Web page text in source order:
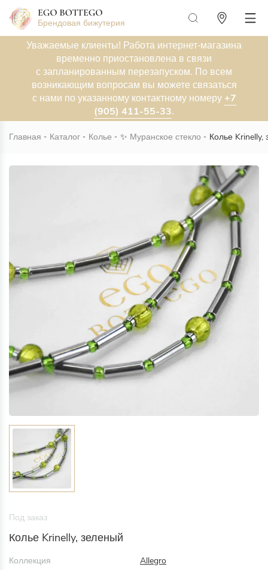
Брендовая бижутерия
Уважаемые клиенты! Работа интернет-магазина
временно приостановлена в связи
с запланированным перезапуском. По всем
возникающим вопросам вы можете связаться
с нами по указанному контактному номеру +7
(905) 411-55-33.
Главная Каталог Колье ✨ Муранское стекло Колье Krinelly,
Под заказ
Колье Krinelly, зеленый
Коллекция
Allegro